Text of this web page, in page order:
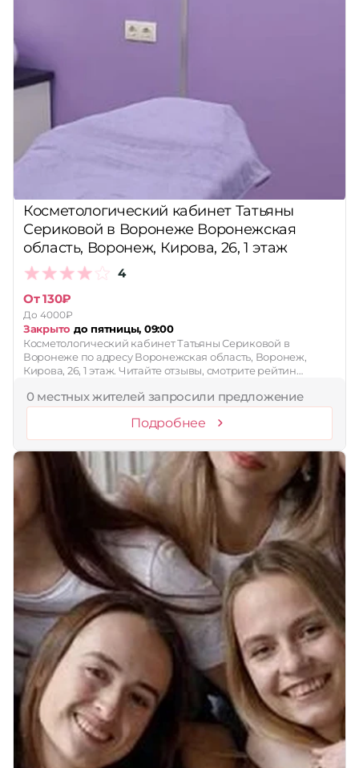
Косметологический кабинет Татьяны
Сериковой в Воронеже Воронежская
область, Воронеж, Кирова, 26, 1 этаж
4
От 130₽
До 4000₽
Закрыто до пятницы, 09:00
Косметологический кабинет Татьяны Сериковой в
Воронеже по адресу Воронежская область, Воронеж,
Кирова, 26, 1 этаж. Читайте отзывы, смотрите рейтин…
0 местных жителей запросили предложение
Подробнее